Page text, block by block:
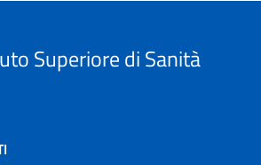
Superiore di Sanità